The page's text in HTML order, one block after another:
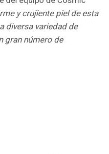
y crujiente piel de esta
diversa variedad de
gran número de